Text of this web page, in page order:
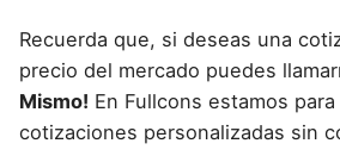
Recuerda que, si deseas una
precio del mercado puedes
Mismo! En Fullcons estamos
cotizaciones personalizadas sin